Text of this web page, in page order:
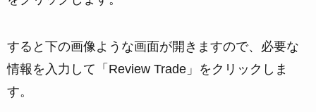
すると下の画像ような画面が開きますので、必要な
情報を入力して「Review Trade」をクリックしま
す。